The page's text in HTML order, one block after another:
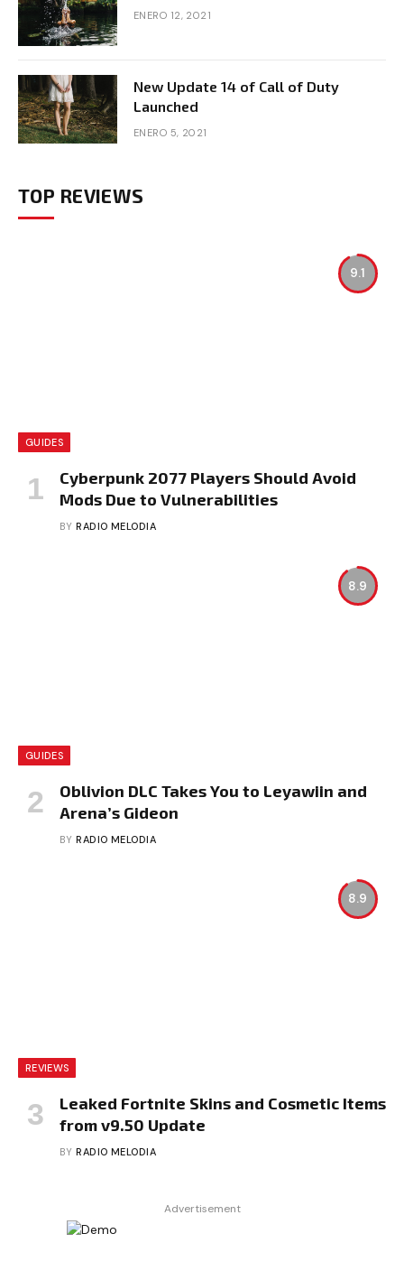
ENERO 12, 2021
New Update 14 of Call of Duty
Launched
ENERO 5, 2021
TOP REVIEWS
9.1
GUIDES
Cyberpunk 2077 Players Should Avoid
Mods Due to Vulnerabilities
BY RADIO MELODIA
8.9
GUIDES
Oblivion DLC Takes You to Leyawiin and
Arena’s Gideon
BY RADIO MELODIA
8.9
REVIEWS
Leaked Fortnite Skins and Cosmetic Items
from v9.50 Update
BY RADIO MELODIA
Advertisement